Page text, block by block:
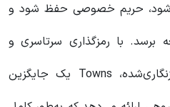
شود، حریم خصوصی حفظ شود و
برسد. با رمزگذاری سرتاسری و
قوانین اجراشده به‌صورت رمزنگاری‌شده، Towns یک جایگزین